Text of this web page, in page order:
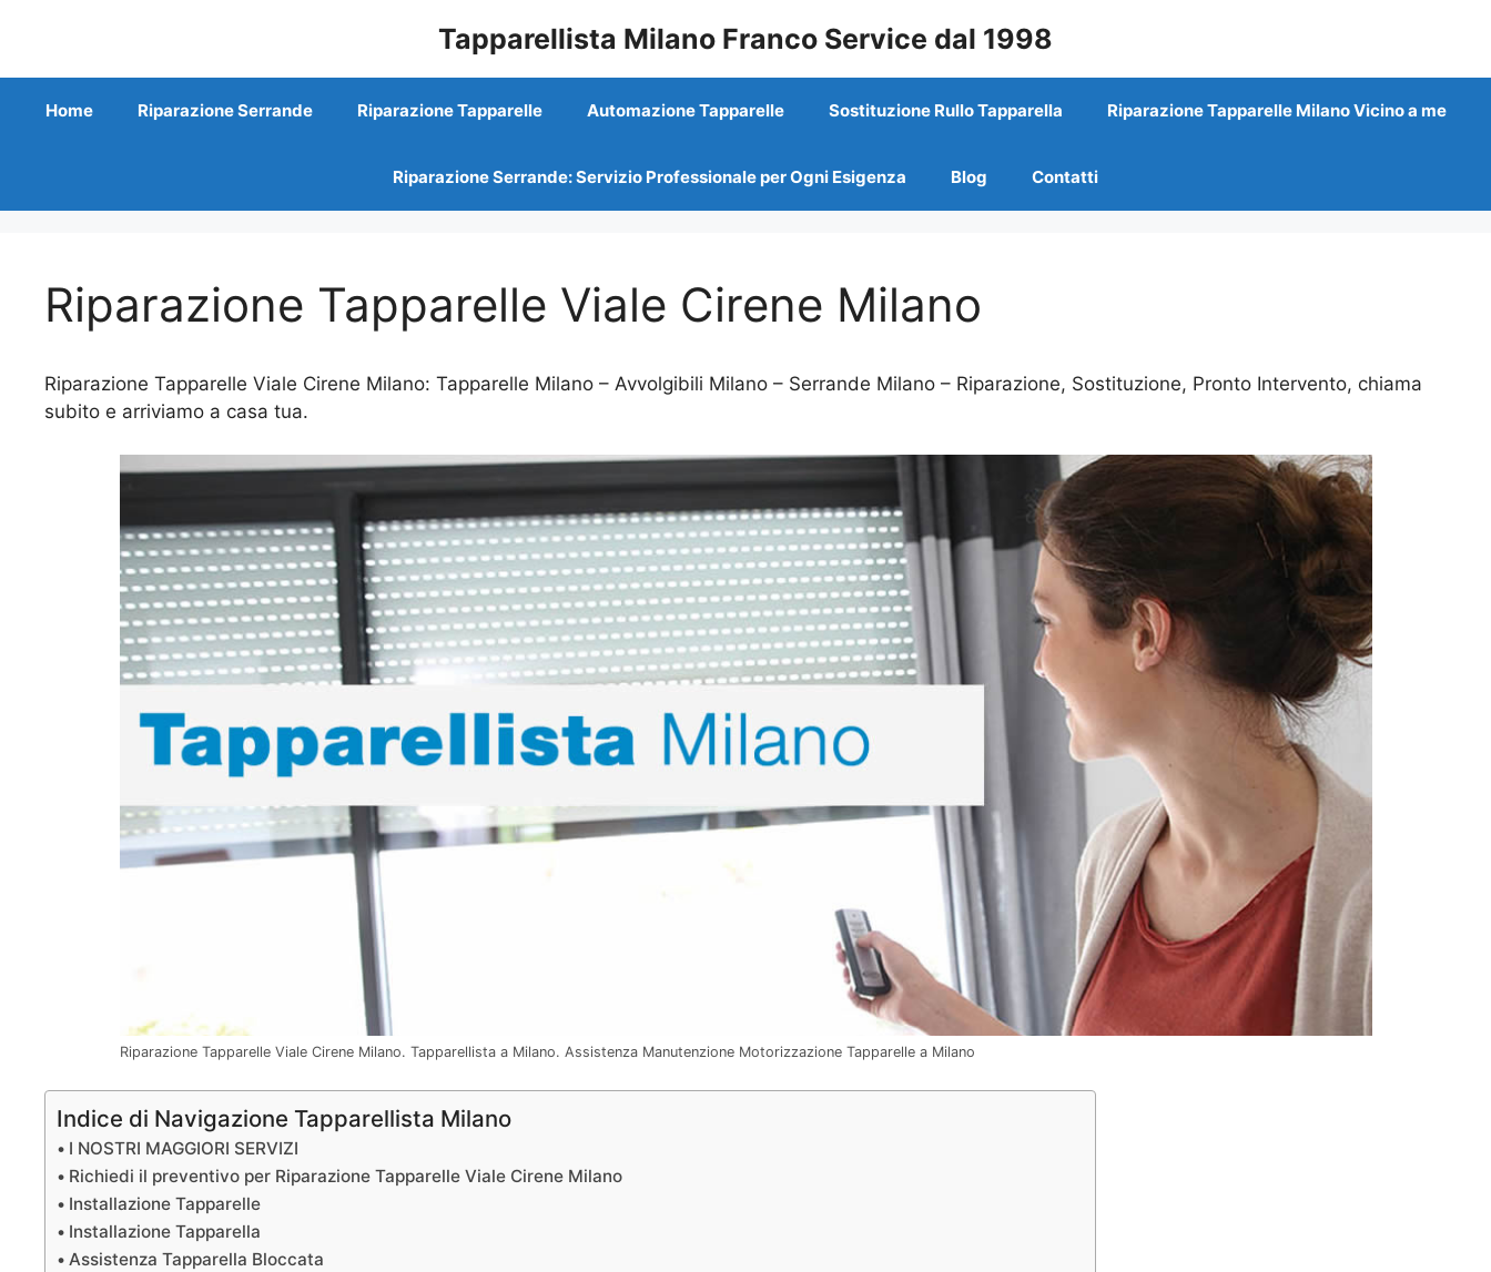
Tapparellista Milano Franco Service dal 1998
Home Riparazione Serrande Riparazione Tapparelle Automazione Tapparelle Sostituzione Rullo Tapparella Riparazione Tapparelle Milano Vicino a me
Riparazione Serrande: Servizio Professionale per Ogni Esigenza Blog Contatti
Riparazione Tapparelle Viale Cirene Milano
Riparazione Tapparelle Viale Cirene Milano: Tapparelle Milano – Avvolgibili Milano – Serrande Milano – Riparazione, Sostituzione, Pronto Intervento, chiama
subito e arriviamo a casa tua.
Riparazione Tapparelle Viale Cirene Milano. Tapparellista a Milano. Assistenza Manutenzione Motorizzazione Tapparelle a Milano
Indice di Navigazione Tapparellista Milano
I NOSTRI MAGGIORI SERVIZI
Richiedi il preventivo per Riparazione Tapparelle Viale Cirene Milano
Installazione Tapparelle
Installazione Tapparella
Assistenza Tapparella Bloccata